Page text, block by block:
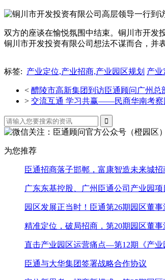
双方的座谈在愉悦氛围中结束。铜川市开发
铜川市开发投资有限公司想法不谋而合，并
标签: 产业定位,产业招商,产业园区规划 产业
< 醴陵市高新集团到访臣通顾问广州总
> 交流互通 学习共赢——民商华南考察

为您推荐
臣通招商落子邯郸，富康智造未来城招
广东东基控股、广州臣通公司产业园
园区发展正当时！臣通第26期园区董
精准定位，破局招商，第20期园区董事
直击产业园区运营痛点—第12期《产业
臣通与大华集团签署战略合作协议